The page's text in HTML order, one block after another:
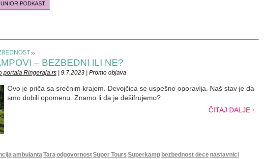
PODKAST
– BEZBEDNI ILI NE?
portala Ringeraja.rs| 9.7.2023 | Promo objava
Ovo je priča sa srećnim krajem. Devojčica se uspešno oporavlja. Naš stav je da
smo dobili opomenu. Znamo li da je dešifrujemo?
ČITAJ DALJE
ambulantaTaraodgovornostSuper Tours Superkamp bezbednost dece nastavnici